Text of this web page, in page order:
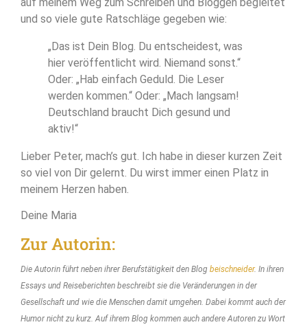
und so viele gute Ratschläge gegeben wie:
„Das ist Dein Blog. Du entscheidest, was
hier veröffentlicht wird. Niemand sonst.“
Oder: „Hab einfach Geduld. Die Leser
werden kommen.“ Oder: „Mach langsam!
Deutschland braucht Dich gesund und
aktiv!“
Lieber Peter, mach’s gut. Ich habe in dieser kurzen Zeit
so viel von Dir gelernt. Du wirst immer einen Platz in
meinem Herzen haben.
Deine Maria
Zur Autorin:
Die Autorin führt neben ihrer Berufstätigkeit den Blog beischneider. In ihren
Essays und Reiseberichten beschreibt sie die Veränderungen in der
Gesellschaft und wie die Menschen damit umgehen. Dabei kommt auch der
Humor nicht zu kurz. Auf ihrem Blog kommen auch andere Autoren zu Wort